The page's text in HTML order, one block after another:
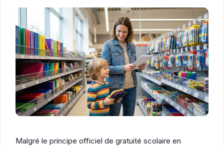
Malgré le principe officiel de gratuité scolaire en